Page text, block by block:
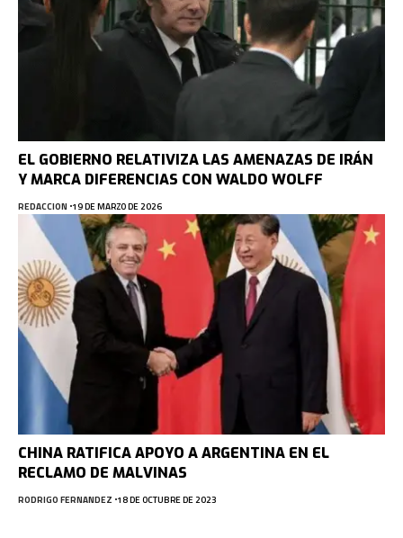
EL GOBIERNO RELATIVIZA LAS AMENAZAS DE IRÁN
Y MARCA DIFERENCIAS CON WALDO WOLFF
REDACCION 19 DE MARZO DE 2026
CHINA RATIFICA APOYO A ARGENTINA EN EL
RECLAMO DE MALVINAS
RODRIGO FERNANDEZ 18 DE OCTUBRE DE 2023